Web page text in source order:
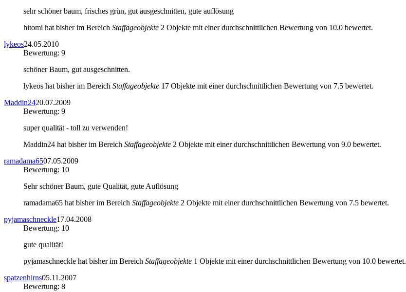
sehr schöner baum, frisches grün, gut ausgeschnitten, gute auflösung
hitomi hat bisher im Bereich Staffageobjekte 2 Objekte mit einer durchschnittlichen Bewertung von 10.0 bewertet.
lykeos24.05.2010
Bewertung: 9
schöner Baum, gut ausgeschnitten.
lykeos hat bisher im Bereich Staffageobjekte 17 Objekte mit einer durchschnittlichen Bewertung von 7.5 bewertet.
Maddin2420.07.2009
Bewertung: 9
super qualität - toll zu verwenden!
Maddin24 hat bisher im Bereich Staffageobjekte 2 Objekte mit einer durchschnittlichen Bewertung von 9.0 bewertet.
ramadama6507.05.2009
Bewertung: 10
Sehr schöner Baum, gute Qualität, gute Auflösung
ramadama65 hat bisher im Bereich Staffageobjekte 2 Objekte mit einer durchschnittlichen Bewertung von 7.5 bewertet.
pyjamaschneckle17.04.2008
Bewertung: 10
gute qualität!
pyjamaschneckle hat bisher im Bereich Staffageobjekte 1 Objekte mit einer durchschnittlichen Bewertung von 10.0 bewertet.
spatzenhirns05.11.2007
Bewertung: 8